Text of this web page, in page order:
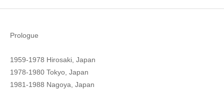
Prologue
1959-1978 Hirosaki, Japan
1978-1980 Tokyo, Japan
1981-1988 Nagoya, Japan